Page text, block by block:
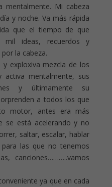
mentalmente. Mi cabeza
y noche. Va más rápida
que el tiempo de que
mil ideas, recuerdos y
la cabeza.
exploxiva mezcla de los
activa mentalmente, sus
y últimamente su
a todos los que
motor, antes era más
se está acelerando y no
saltar, escalar, hablar
las que no tenemos
canciones………..vamos
ya que en cada